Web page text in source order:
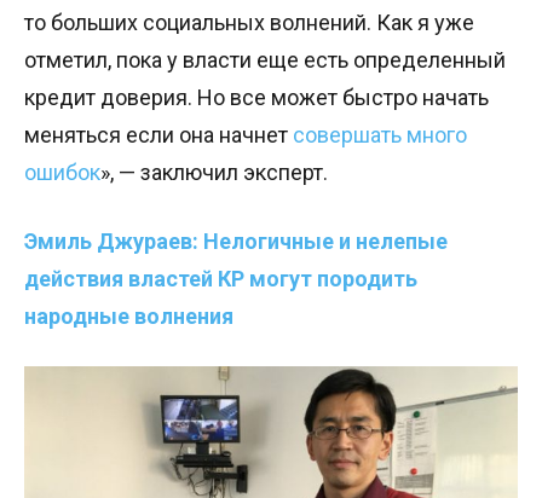
то больших социальных волнений. Как я уже
отметил, пока у власти еще есть определенный
кредит доверия. Но все может быстро начать
меняться если она начнет совершать много
ошибок», — заключил эксперт.
Эмиль Джураев: Нелогичные и нелепые
действия властей КР могут породить
народные волнения